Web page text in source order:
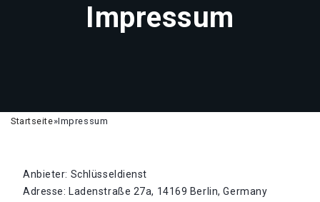
Impressum
Startseite»Impressum
Anbieter: Schlüsseldienst
Adresse: Ladenstraße 27a, 14169 Berlin, Germany